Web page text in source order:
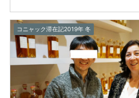
コニャック滞在記2019年 冬